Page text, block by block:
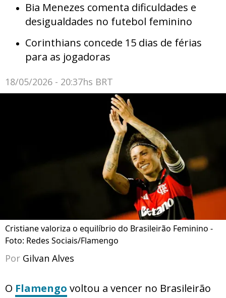
Bia Menezes comenta dificuldades e
desigualdades no futebol feminino
Corinthians concede 15 dias de férias
para as jogadoras
18/05/2026 - 20:37hs BRT
Cristiane valoriza o equilíbrio do Brasileirão Feminino -
Foto: Redes Sociais/Flamengo
Por Gilvan Alves
O Flamengo voltou a vencer no Brasileirão